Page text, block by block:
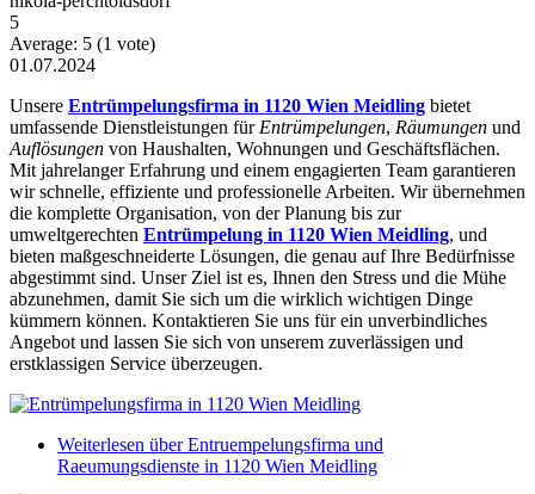
5
Average: 5 (1 vote)
01.07.2024
Unsere Entrümpelungsfirma in 1120 Wien Meidling bietet
umfassende Dienstleistungen für Entrümpelungen, Räumungen und
Auflösungen von Haushalten, Wohnungen und Geschäftsflächen.
Mit jahrelanger Erfahrung und einem engagierten Team garantieren
wir schnelle, effiziente und professionelle Arbeiten. Wir übernehmen
die komplette Organisation, von der Planung bis zur
umweltgerechten Entrümpelung in 1120 Wien Meidling, und
bieten maßgeschneiderte Lösungen, die genau auf Ihre Bedürfnisse
abgestimmt sind. Unser Ziel ist es, Ihnen den Stress und die Mühe
abzunehmen, damit Sie sich um die wirklich wichtigen Dinge
kümmern können. Kontaktieren Sie uns für ein unverbindliches
Angebot und lassen Sie sich von unserem zuverlässigen und
erstklassigen Service überzeugen.
Weiterlesen über Entruempelungsfirma und
Raeumungsdienste in 1120 Wien Meidling